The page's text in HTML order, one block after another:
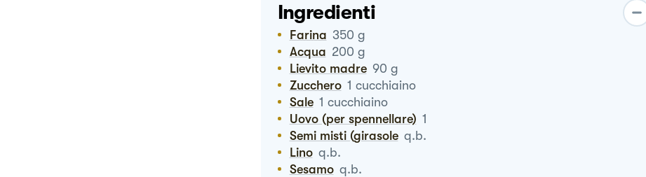
Ingredienti
Farina 350 g
Acqua 200 g
Lievito madre 90 g
Zucchero 1 cucchiaino
Sale 1 cucchiaino
Uovo (per spennellare) 1
Semi misti (girasole q.b.
Lino q.b.
Sesamo q.b.